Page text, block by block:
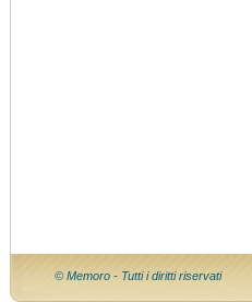
© Memoro - Tutti i diritti riservati